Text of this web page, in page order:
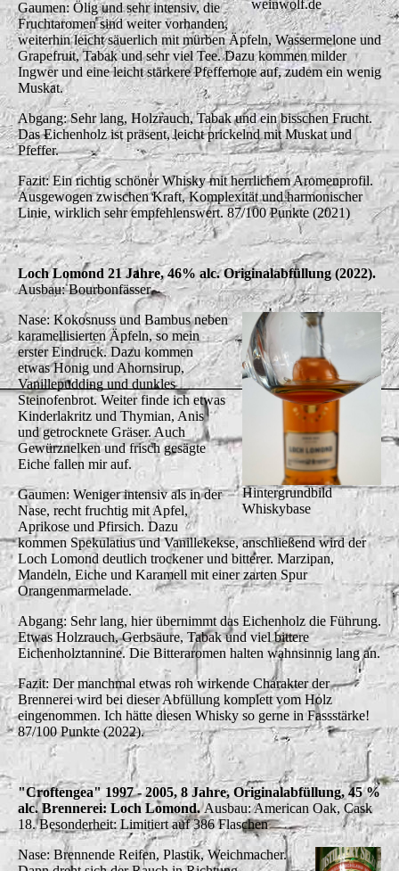
weinwolf.de
Gaumen: Ölig und sehr intensiv, die
Fruchtaromen sind weiter vorhanden,
weiterhin leicht säuerlich mit mürben Äpfeln, Wassermelone und
Grapefruit, Tabak und sehr viel Tee. Dazu kommen milder
Ingwer und eine leicht stärkere Pfeffernote auf, zudem ein wenig
Muskat.
Abgang: Sehr lang, Holzrauch, Tabak und ein bisschen Frucht.
Das Eichenholz ist präsent, leicht prickelnd mit Muskat und
Pfeffer.
Fazit: Ein richtig schöner Whisky mit herrlichem Aromenprofil.
Ausgewogen zwischen Kraft, Komplexität und harmonischer
Linie, wirklich sehr empfehlenswert. 87/100 Punkte (2021)
Loch Lomond 21 Jahre, 46% alc. Originalabfüllung (2022).
Ausbau: Bourbonfässer
Hintergrundbild
Whiskybase
Nase: Kokosnuss und Bambus neben
karamellisierten Äpfeln, so mein
erster Eindruck. Dazu kommen
etwas Honig und Ahornsirup,
Vanillepudding und dunkles
Steinofenbrot. Weiter finde ich etwas
Kinderlakritz und Thymian, Anis
und getrocknete Gräser. Auch
Gewürznelken und frisch gesägte
Eiche fallen mir auf.
Gaumen: Weniger intensiv als in der
Nase, recht fruchtig mit Apfel,
Aprikose und Pfirsich. Dazu
kommen Spekulatius und Vanillekekse, anschließend wird der
Loch Lomond deutlich trockener und bitterer. Marzipan,
Mandeln, Eiche und Karamell mit einer zarten Spur
Orangenmarmelade.
Abgang: Sehr lang, hier übernimmt das Eichenholz die Führung.
Etwas Holzrauch, Gerbsäure, Tabak und viel bittere
Eichenholztannine. Die Bitteraromen halten wahnsinnig lang an.
Fazit: Der manchmal etwas roh wirkende Charakter der
Brennerei wird bei dieser Abfüllung komplett vom Holz
eingenommen. Ich hätte diesen Whisky so gerne in Fassstärke!
87/100 Punkte (2022).
"Croftengea" 1997 - 2005, 8 Jahre, Originalabfüllung, 45 %
alc. Brennerei: Loch Lomond. Ausbau: American Oak, Cask
18.Besonderheit: Limitiert auf 386 Flaschen
Nase: Brennende Reifen, Plastik, Weichmacher.